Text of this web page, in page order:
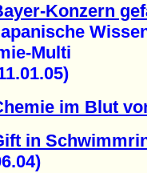
Konzern
Multi
im Blut
in